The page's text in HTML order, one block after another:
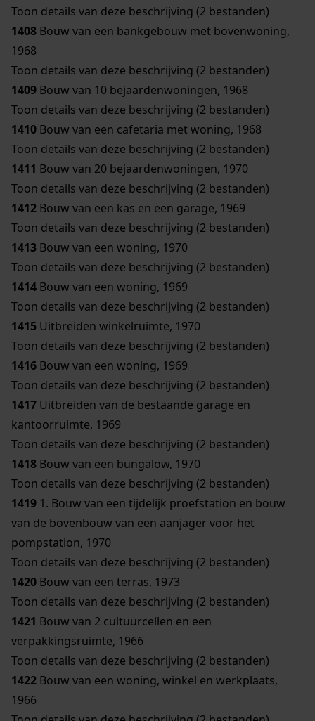
Toon details van deze beschrijving (2 bestanden)
1408 Bouw van een bankgebouw met bovenwoning,
1968
Toon details van deze beschrijving (2 bestanden)
1409 Bouw van 10 bejaardenwoningen, 1968
Toon details van deze beschrijving (2 bestanden)
1410 Bouw van een cafetaria met woning, 1968
Toon details van deze beschrijving (2 bestanden)
1411 Bouw van 20 bejaardenwoningen, 1970
Toon details van deze beschrijving (2 bestanden)
1412 Bouw van een kas en een garage, 1969
Toon details van deze beschrijving (2 bestanden)
1413 Bouw van een woning, 1970
Toon details van deze beschrijving (2 bestanden)
1414 Bouw van een woning, 1969
Toon details van deze beschrijving (2 bestanden)
1415 Uitbreiden winkelruimte, 1970
Toon details van deze beschrijving (2 bestanden)
1416 Bouw van een woning, 1969
Toon details van deze beschrijving (2 bestanden)
1417 Uitbreiden van de bestaande garage en
kantoorruimte, 1969
Toon details van deze beschrijving (2 bestanden)
1418 Bouw van een bungalow, 1970
Toon details van deze beschrijving (2 bestanden)
1419 1. Bouw van een tijdelijk proefstation en bouw
van de bovenbouw van een aanjager voor het
pompstation, 1970
Toon details van deze beschrijving (2 bestanden)
1420 Bouw van een terras, 1973
Toon details van deze beschrijving (2 bestanden)
1421 Bouw van 2 cultuurcellen en een
verpakkingsruimte, 1966
Toon details van deze beschrijving (2 bestanden)
1422 Bouw van een woning, winkel en werkplaats,
1966